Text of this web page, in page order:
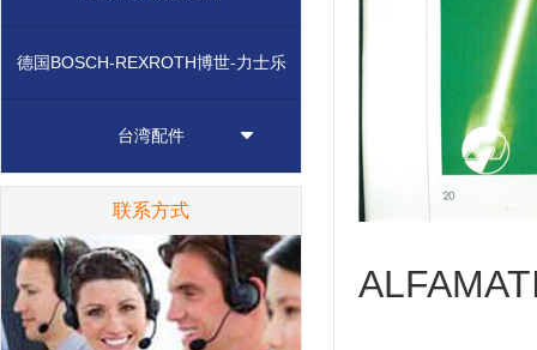
德国BOSCH-REXROTH博世-力士乐
台湾配件
联系方式